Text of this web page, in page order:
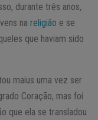
durante três anos,
na religião e se
que haviam sido
maius uma vez ser
Coração, mas foi
que ela se transladou